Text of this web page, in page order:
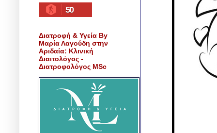
50
Διατροφή & Υγεία By
Μαρία Λαγούδη στην
Αριδαία: Κλινική
Διαιτολόγος -
Διατροφολόγος MSc